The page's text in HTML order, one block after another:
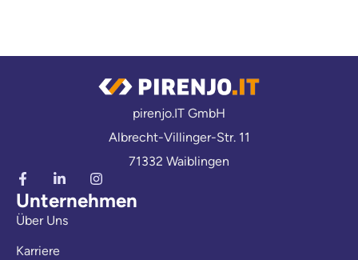
pirenjo.IT GmbH
Albrecht-Villinger-Str. 11
71332 Waiblingen
Unternehmen
Über Uns
Karriere